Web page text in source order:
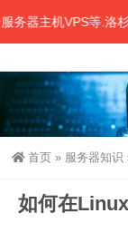
机VPS等.洛杉矶
首页 » 服务器知识
如何在